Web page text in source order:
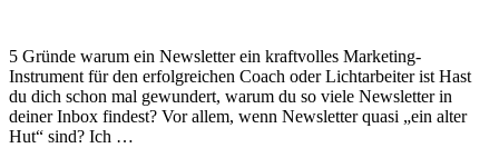
5 Gründe warum ein Newsletter ein kraftvolles Marketing-
Instrument für den erfolgreichen Coach oder Lichtarbeiter ist Hast
du dich schon mal gewundert, warum du so viele Newsletter in
deiner Inbox findest? Vor allem, wenn Newsletter quasi „ein alter
Hut“ sind? Ich …